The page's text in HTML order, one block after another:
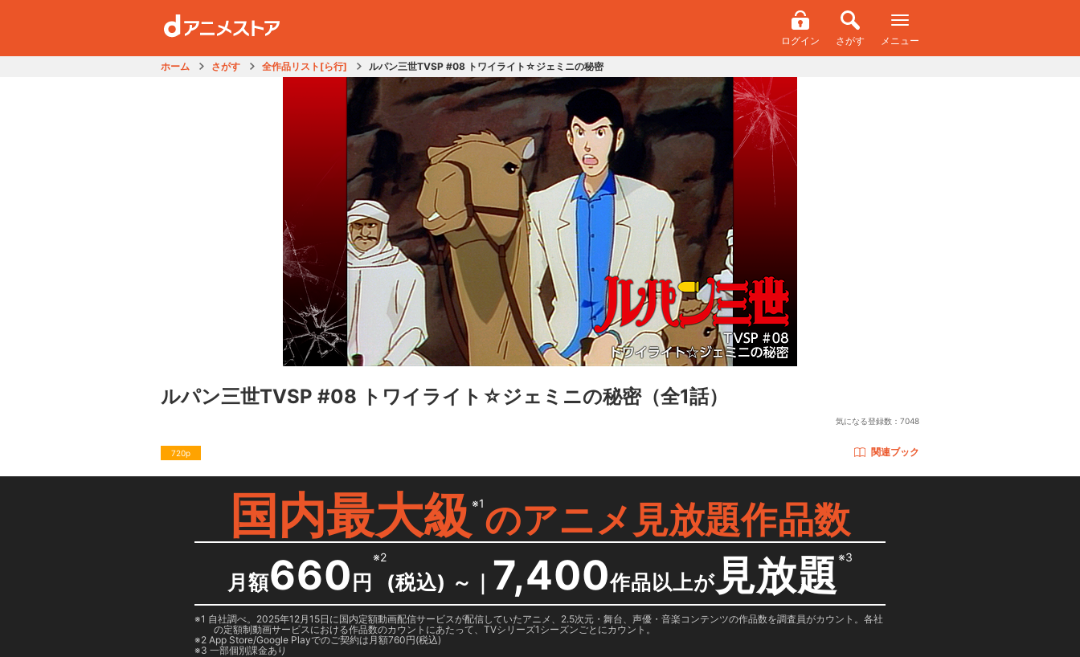
ログイン さがす メニュー
ホーム さがす 全作品リスト[ら行] ルパン三世TVSP #08 トワイライト☆ジェミニの秘密
ルパン三世TVSP #08 トワイライト☆ジェミニの秘密（全1話）
気になる登録数： 7048
720p 関連ブック
国内最大級 ※1のアニメ見放題作品数
月額660 円
※2
(税込) ～ ｜ 7,400作品以上が 見放題※3
1 自社調べ。2025年12月15日に国内定額動画配信サービスが配信していたアニメ、2.5次元・舞台、声優・音楽コンテンツの作品数を調査員がカウント。各社
の定額制動画サービスにおける作品数のカウントにあたって、TVシリーズ1シーズンごとにカウント。
2 App Store/Google Playでのご契約は月額760円(税込)
3 一部個別課金あり